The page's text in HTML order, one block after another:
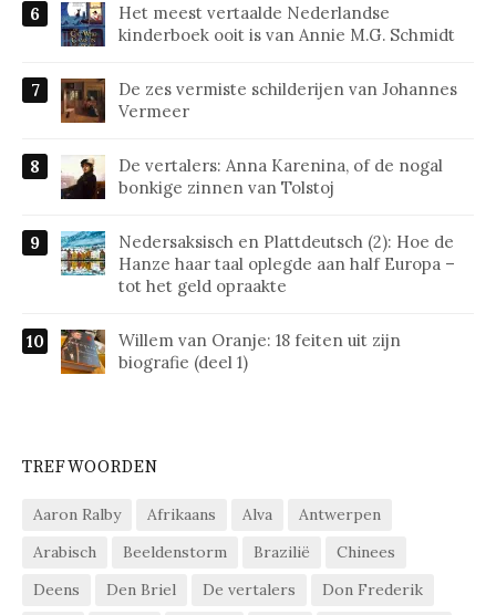
Het meest vertaalde Nederlandse
kinderboek ooit is van Annie M.G. Schmidt
De zes vermiste schilderijen van Johannes
Vermeer
De vertalers: Anna Karenina, of de nogal
bonkige zinnen van Tolstoj
Nedersaksisch en Plattdeutsch (2): Hoe de
Hanze haar taal oplegde aan half Europa –
tot het geld opraakte
Willem van Oranje: 18 feiten uit zijn
biografie (deel 1)
TREFWOORDEN
Aaron Ralby Afrikaans Alva
Antwerpen
Arabisch
Beeldenstorm Brazilië
Chinees
Deens
Den Briel De vertalers
Don Frederik